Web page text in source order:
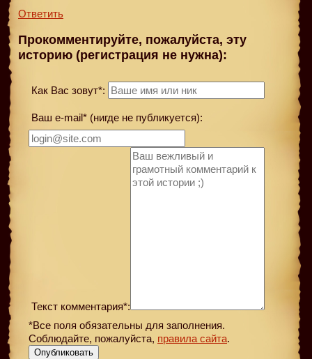
Ответить
Прокомментируйте, пожалуйста, эту
историю (регистрация не нужна):
Как Вас зовут*:
Ваш e-mail* (нигде не публикуется):
Текст комментария*:
*Все поля обязательны для заполнения.
Соблюдайте, пожалуйста, правила сайта.
Опубликовать